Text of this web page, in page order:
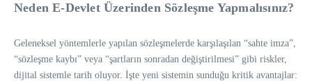
Neden E-Devlet Üzerinden Sözleşme Yapmalısınız?
Geleneksel yöntemlerle yapılan sözleşmelerde karşılaşılan “sahte imza”,
“sözleşme kaybı” veya “şartların sonradan değiştirilmesi” gibi riskler,
dijital sistemle tarih oluyor. İşte yeni sistemin sunduğu kritik avantajlar: